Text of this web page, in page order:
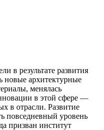
в результате развития
новые архитектурные
менялась
в этой сфере —
в отрасли. Развитие
повседневный уровень
призван институт